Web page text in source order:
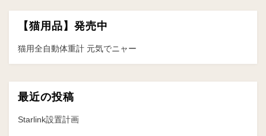
ー
シ
ョ
ン
【猫用品】発売中
猫用全自動体重計 元気でニャー
最近の投稿
Starlink設置計画